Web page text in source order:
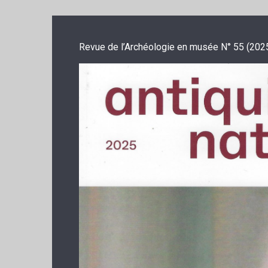
Revue de l’Archéologie en musée N° 55